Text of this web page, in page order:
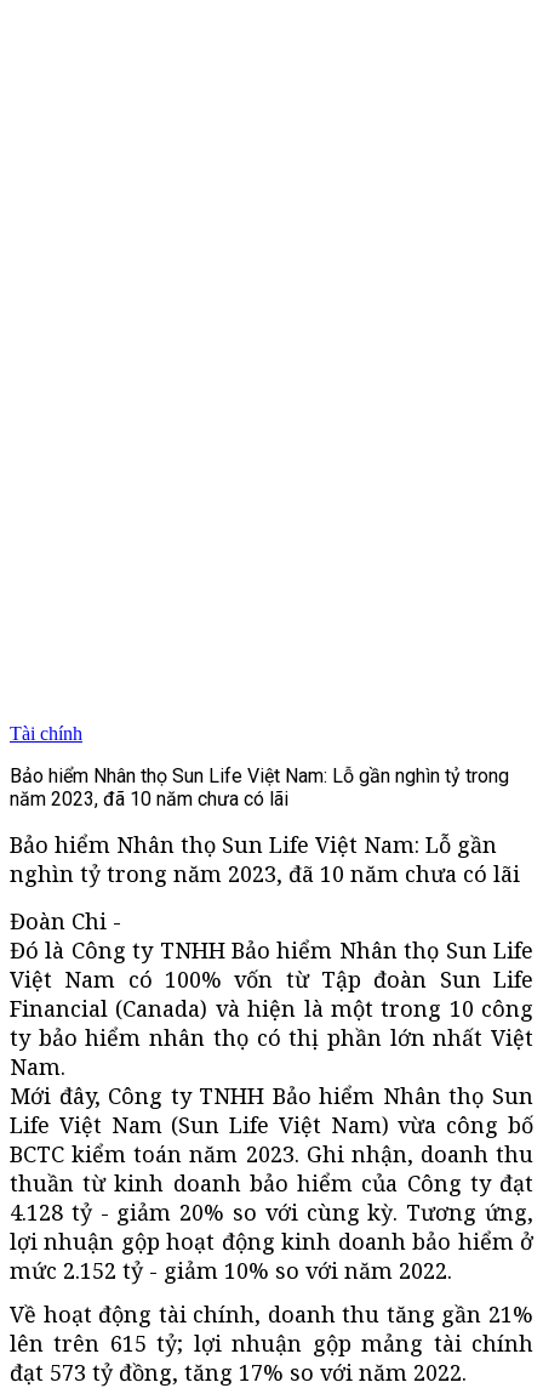
Tài chính
Bảo hiểm Nhân thọ Sun Life Việt Nam: Lỗ gần nghìn tỷ trong
năm 2023, đã 10 năm chưa có lãi
Bảo hiểm Nhân thọ Sun Life Việt Nam: Lỗ gần
nghìn tỷ trong năm 2023, đã 10 năm chưa có lãi
Đoàn Chi -
Đó là Công ty TNHH Bảo hiểm Nhân thọ Sun Life
Việt Nam có 100% vốn từ Tập đoàn Sun Life
Financial (Canada) và hiện là một trong 10 công
ty bảo hiểm nhân thọ có thị phần lớn nhất Việt
Nam.
Mới đây, Công ty TNHH Bảo hiểm Nhân thọ Sun
Life Việt Nam (Sun Life Việt Nam) vừa công bố
BCTC kiểm toán năm 2023. Ghi nhận, doanh thu
thuần từ kinh doanh bảo hiểm của Công ty đạt
4.128 tỷ - giảm 20% so với cùng kỳ. Tương ứng,
lợi nhuận gộp hoạt động kinh doanh bảo hiểm ở
mức 2.152 tỷ - giảm 10% so với năm 2022.
Về hoạt động tài chính, doanh thu tăng gần 21%
lên trên 615 tỷ; lợi nhuận gộp mảng tài chính
đạt 573 tỷ đồng, tăng 17% so với năm 2022.